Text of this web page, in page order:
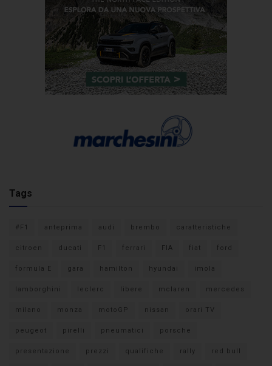
Tags
#F1 anteprima audi brembo caratteristiche
citroen ducati F1 ferrari FIA fiat ford
formula E gara hamilton hyundai imola
lamborghini leclerc libere mclaren mercedes
milano monza motoGP nissan orari TV
peugeot pirelli pneumatici porsche
presentazione prezzi qualifiche rally red bull